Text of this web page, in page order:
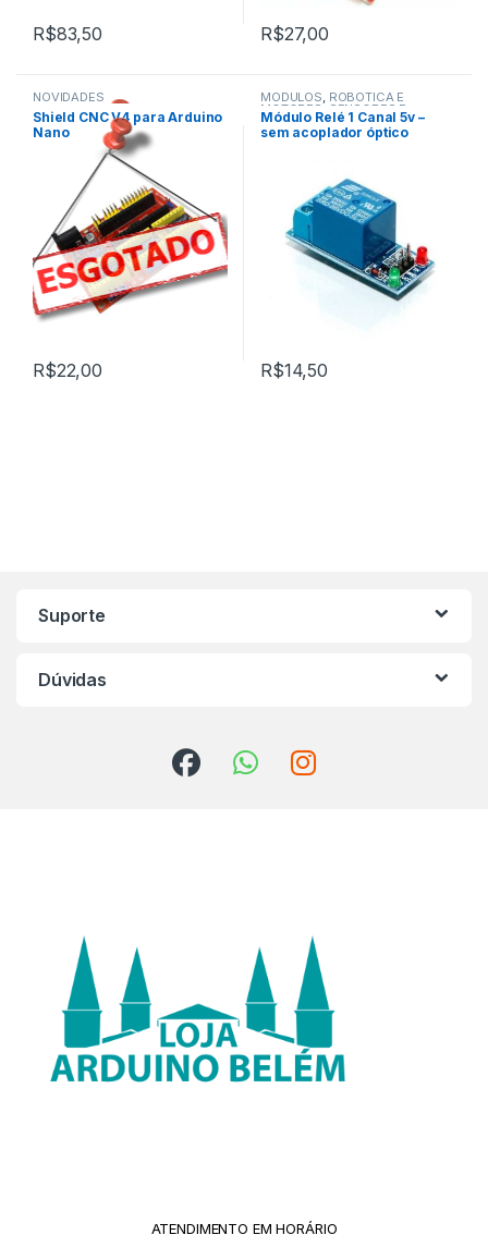
R$83,50 R$27,00
NOVIDADES
,
ROBÓTICA E MOTORES
,
Todos da Categoria
Shield CNC V4 para Arduino
Nano
R$22,00
MÓDULOS, ROBÓTICA E
MOTORES SENSORES E
MÓDULOS
Módulo Relé 1 Canal 5v –
sem acoplador óptico
R$14,50
Suporte
Dúvidas
ATENDIMENTO EM HORÁRIO